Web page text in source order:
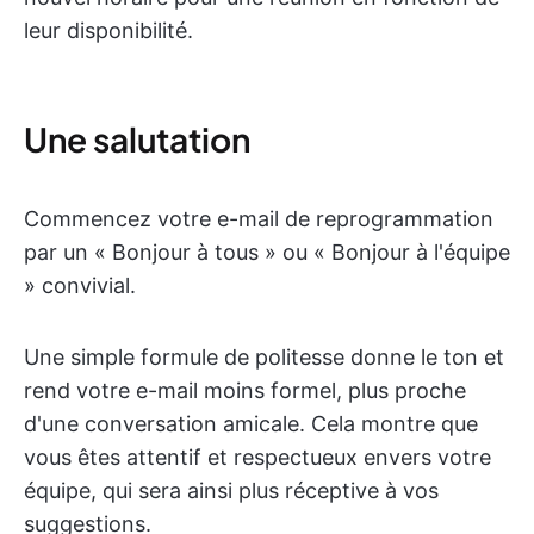
leur disponibilité.
Une salutation
Commencez votre e-mail de reprogrammation
par un « Bonjour à tous » ou « Bonjour à l'équipe
» convivial.
Une simple formule de politesse donne le ton et
rend votre e-mail moins formel, plus proche
d'une conversation amicale. Cela montre que
vous êtes attentif et respectueux envers votre
équipe, qui sera ainsi plus réceptive à vos
suggestions.